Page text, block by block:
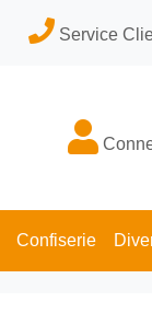
Service
Confiserie